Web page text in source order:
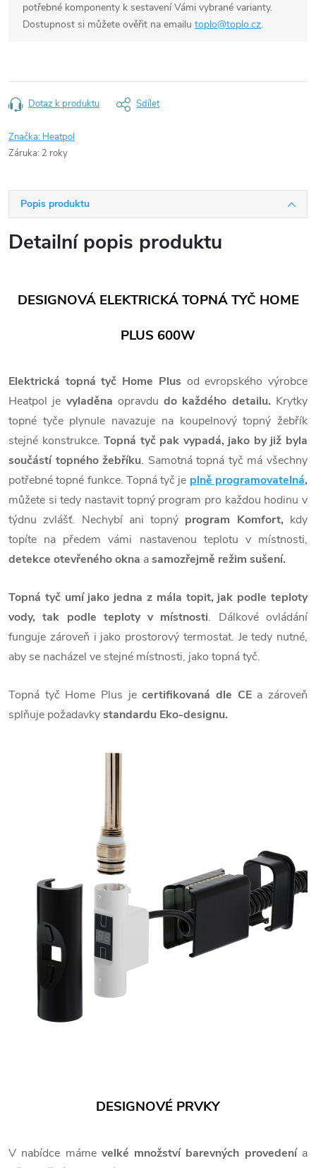
potřebné komponenty k sestavení Vámi vybrané varianty.
Dostupnost si můžete ověřit na emailu toplo@toplo.cz.
Dotaz k produktu Sdílet
Značka: Heatpol
Záruka: 2 roky
Popis produktu
Detailní popis produktu
DESIGNOVÁ ELEKTRICKÁ TOPNÁ TYČ HOME
PLUS 600W
Elektrická topná tyč Home Plus od evropského výrobce
Heatpol je vyladěna opravdudo každého detailu. Krytky
topné tyče plynule navazuje na koupelnový topný žebřík
stejné konstrukce.Topná tyč pak vypadá, jako by již byla
součástí topného žebříku. Samotná topná tyč má všechny
potřebné topné funkce. Topná tyč je plně programovatelná,
můžete si tedy nastavit topný program pro každou hodinu v
týdnu zvlášť. Nechybí ani topný program Komfort, kdy
topíte na předem vámi nastavenou teplotu v místnosti,
detekce otevřeného okna asamozřejmě režim sušení.
Topná tyč umí jako jedna z mála topit, jak podle teploty
vody, tak podle teploty v místnosti. Dálkové ovládání
funguje zároveň i jako prostorový termostat. Je tedy nutné,
aby se nacházel ve stejné místnosti, jako topná tyč.
Topná tyč Home Plus jecertifikovaná dle CEa zároveň
splňuje požadavkystandardu Eko-designu.
DESIGNOVÉ PRVKY
V nabídce máme velké množství barevných provedenía